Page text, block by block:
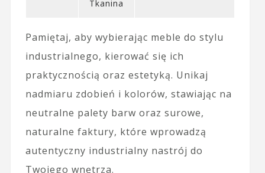
Tkanina
Pamiętaj, aby wybierając meble do stylu
industrialnego, kierować się ich
praktycznością oraz estetyką. Unikaj
nadmiaru zdobień i kolorów, stawiając na
neutralne palety barw oraz surowe,
naturalne faktury, które wprowadzą
autentyczny industrialny nastrój do
Twojego wnętrza.